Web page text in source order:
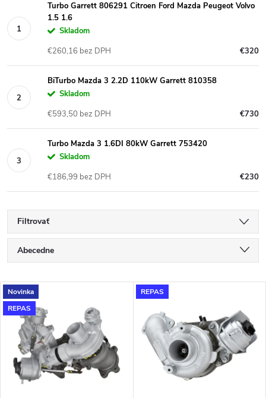
Turbo Garrett 806291 Citroen Ford Mazda Peugeot Volvo
1.5 1.6
Skladom
€320
€260,16 bez DPH
BiTurbo Mazda 3 2.2D 110kW Garrett 810358
Skladom
€730
€593,50 bez DPH
Turbo Mazda 3 1.6DI 80kW Garrett 753420
Skladom
€230
€186,99 bez DPH
Filtrovať
R
a
d
e
n
Abecedne
Najdrahšie
Najpredávanejšie
V
ý
p
Novinka
REPAS
REPAS